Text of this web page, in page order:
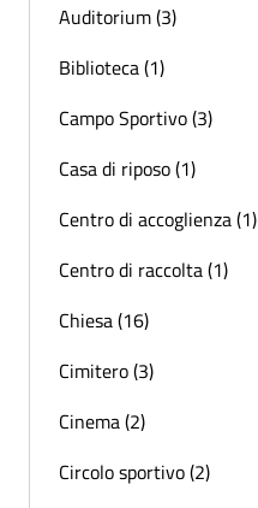
Auditorium (3)
Biblioteca (1)
Campo Sportivo (3)
Casa di riposo (1)
Centro di accoglienza (1)
Centro di raccolta (1)
Chiesa (16)
Cimitero (3)
Cinema (2)
Circolo sportivo (2)